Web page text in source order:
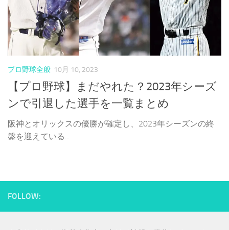
プロ野球全般 10月 10, 2023
【プロ野球】まだやれた？2023年シーズ
ンで引退した選手を一覧まとめ
阪神とオリックスの優勝が確定し、2023年シーズンの終
盤を迎えている...
FOLLOW: